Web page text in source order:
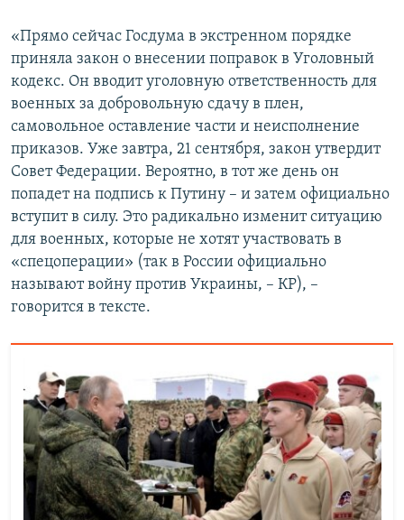
«Прямо сейчас Госдума в экстренном порядке
приняла закон о внесении поправок в Уголовный
кодекс. Он вводит уголовную ответственность для
военных за добровольную сдачу в плен,
самовольное оставление части и неисполнение
приказов. Уже завтра, 21 сентября, закон утвердит
Совет Федерации. Вероятно, в тот же день он
попадет на подпись к Путину – и затем официально
вступит в силу. Это радикально изменит ситуацию
для военных, которые не хотят участвовать в
«спецоперации» (так в России официально
называют войну против Украины, – КР), –
говорится в тексте.